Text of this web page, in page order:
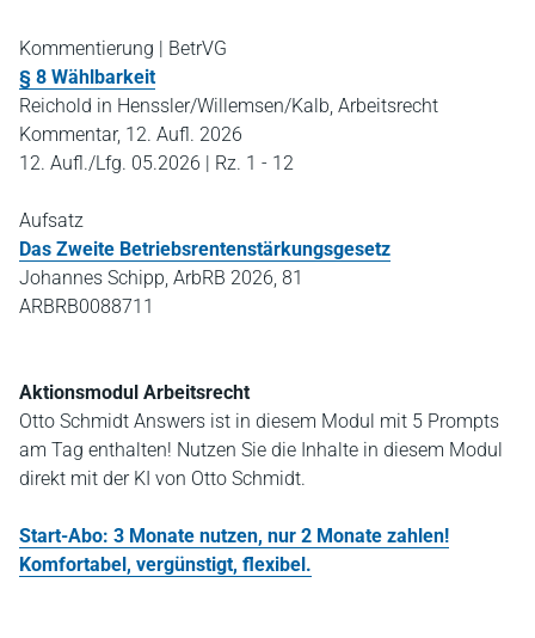
Kommentierung | BetrVG
§ 8 Wählbarkeit
Reichold in Henssler/Willemsen/Kalb, Arbeitsrecht
Kommentar, 12. Aufl. 2026
12. Aufl./Lfg. 05.2026 | Rz. 1 - 12
Aufsatz
Das Zweite Betriebsrentenstärkungsgesetz
Johannes Schipp, ArbRB 2026, 81
ARBRB0088711
Aktionsmodul Arbeitsrecht
Otto Schmidt Answers ist in diesem Modul mit 5 Prompts
am Tag enthalten! Nutzen Sie die Inhalte in diesem Modul
direkt mit der KI von Otto Schmidt.
Start-Abo: 3 Monate nutzen, nur 2 Monate zahlen!
Komfortabel, vergünstigt, flexibel.